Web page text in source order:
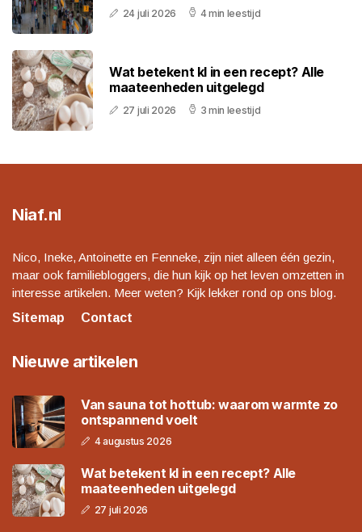
24 juli 2026 4 min leestijd
Wat betekent kl in een recept? Alle
maateenheden uitgelegd
27 juli 2026 3 min leestijd
Niaf.nl
Nico, Ineke, Antoinette en Fenneke, zijn niet alleen één gezin,
maar ook familiebloggers, die hun kijk op het leven omzetten in
interesse artikelen. Meer weten? Kijk lekker rond op ons blog.
Sitemap
Contact
Nieuwe artikelen
Van sauna tot hottub: waarom warmte zo
ontspannend voelt
4 augustus 2026
Wat betekent kl in een recept? Alle
maateenheden uitgelegd
27 juli 2026